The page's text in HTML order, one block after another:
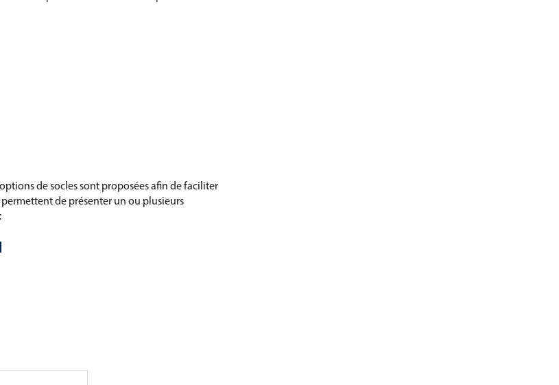
de socles sont proposées afin de faciliter
de présenter un ou plusieurs